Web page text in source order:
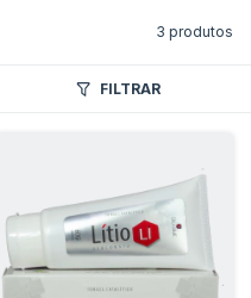
3 produtos
FILTRAR